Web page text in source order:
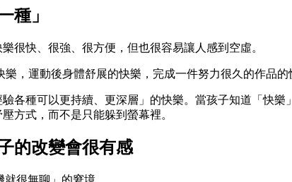
種」
很快、很強、很方便，但也很容易讓人感到空虛。
，運動後身體舒展的快樂，完成一件努力很久的作品
各種可以更持續、更深層」的快樂。當孩子知道「快
方式，而不是只能躲到螢幕裡。
的改變會很有感